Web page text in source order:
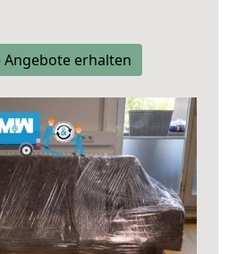
Angebote erhalten